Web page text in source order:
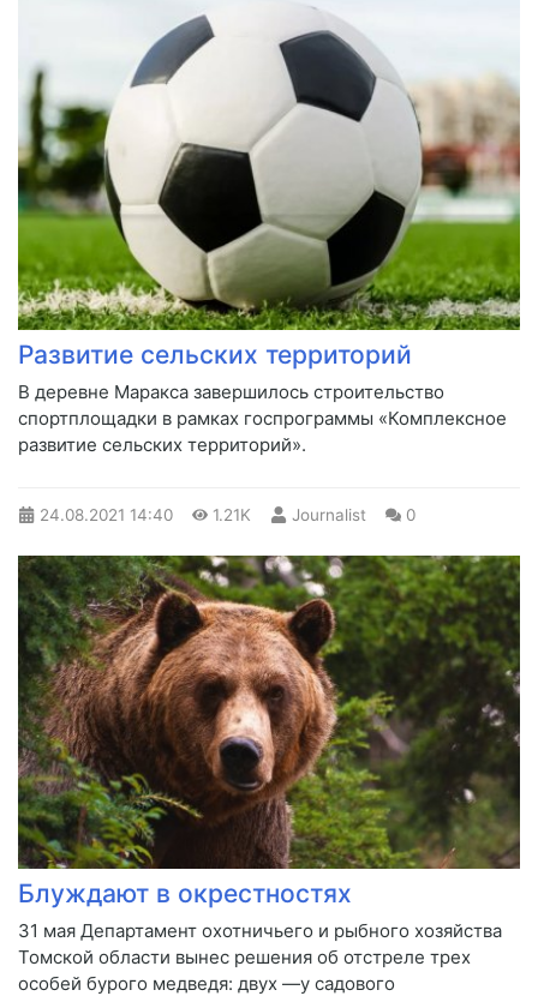
Развитие сельских территорий
​В деревне Маракса завершилось строительство
спортплощадки в рамках госпрограммы «Комплексное
развитие сельских территорий».
24.08.2021 14:40 1.21K Journalist 0
Блуждают в окрестностях
​31 мая Департамент охотничьего и рыбного хозяйства
Томской области вынес решения об отстреле трех
особей бурого медведя: двух —у садового